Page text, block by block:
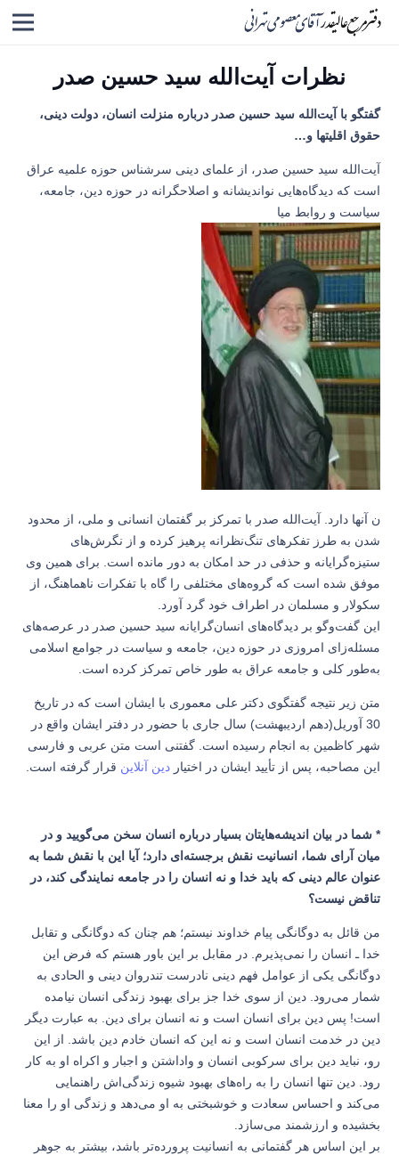
نظرات آیت‌الله سید حسین صدر
گفتگو با آیت‌الله سید حسین صدر درباره منزلت انسان، دولت دینی،
حقوق اقلیتها و…
آیت‌الله سید حسین صدر، از علمای دینی سرشناس حوزه علمیه عراق
است که دیدگاه‌هایی نواندیشانه و اصلاحگرانه در حوزه دین، جامعه،
سیاست و روابط میا
ن آنها دارد. آیت‌الله صدر با تمرکز بر گفتمان انسانی و ملی، از محدود
شدن به طرز تفکرهای تنگ‌‌نظرانه‌ پرهیز کرده و از نگرش‌های
ستیزه‌گرایانه و حذفی در حد امکان به دور مانده است. برای همین وی
موفق شده است که گروه‌های مختلفی را گاه با تفکرات ناهماهنگ، از
سکولار و مسلمان در اطراف خود گرد آورد.
این گفت‌وگو بر دیدگاه‌های انسان‌گرایانه سید حسین صدر در عرصه‌های
مسئله‌زای امروزی در حوزه دین، جامعه و سیاست در جوامع اسلامی
به‌طور کلی و جامعه عراق به طور خاص تمرکز کرده است.
متن زیر نتیجه گفتگوی دکتر علی معموری با ایشان است که در تاریخ
30 آوریل(دهم اردیبهشت) سال جاری با حضور در دفتر ایشان واقع در
شهر کاظمین به انجام رسیده است. گفتنی است متن عربی و فارسی
این مصاحبه، پس از تأیید ایشان در اختیار دین آنلاین قرار گرفته است.
* شما در بیان اندیشه‌هایتان بسیار درباره انسان سخن می‌گویید و در
میان آرای شما، انسانیت نقش برجسته‌ای دارد؛ آیا این با نقش شما به
عنوان عالم دینی که باید خدا و نه انسان را در جامعه نمایندگی کند، در
تناقض نیست؟
من قائل به دوگانگی پیام‌ خداوند نیستم؛ هم چنان که دوگانگی و تقابل
خدا ـ انسان را نمی‌پذیرم. در مقابل بر این باور هستم که فرض این
دوگانگی یکی از عوامل فهم دینی نادرست تندروان دینی و الحادی به
شمار می‌رود. دین از سوی خدا جز برای بهبود زندگی انسان نیامده
است! پس دین برای انسان است و نه انسان برای دین. به عبارت دیگر
دین در خدمت انسان است و نه این که انسان خادم دین باشد. از این
رو، نباید دین برای سرکوبی انسان و واداشتن و اجبار و اکراه او به کار
رود. دین تنها انسان را به راه‌های بهبود شیوه زندگی‌اش راهنمایی
می‌کند و احساس سعادت و خوشبختی به او می‌دهد و زندگی او را معنا
بخشیده و ارزشمند می‌سازد.
بر این اساس هر گفتمانی به انسانیت پرورده‌تر باشد، بیشتر به جوهر